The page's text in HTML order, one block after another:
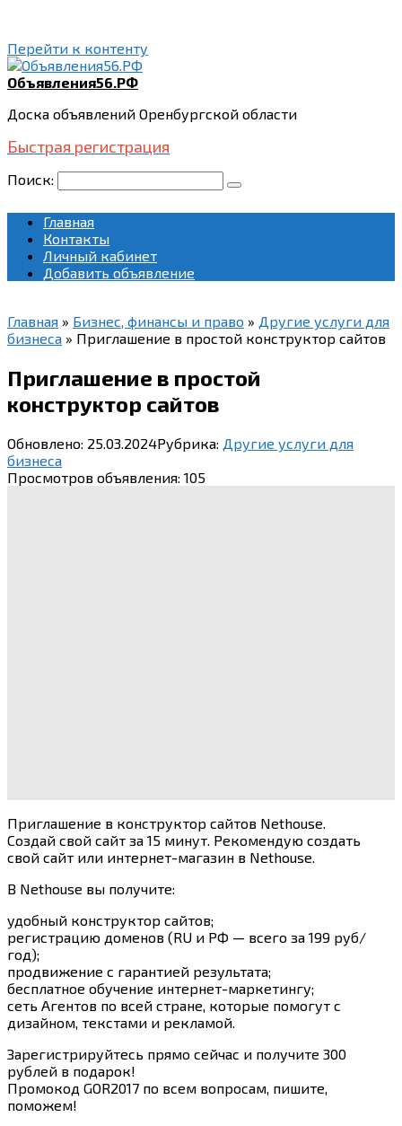
Перейти к контенту
Объявления56.РФ
Доска объявлений Оренбургской области
Быстрая регистрация
Поиск:
Главная
Контакты
Личный кабинет
Добавить объявление
Главная » Бизнес, финансы и право » Другие услуги для
бизнеса » Приглашение в простой конструктор сайтов
Приглашение в простой
конструктор сайтов
Обновлено: 25.03.2024Рубрика: Другие услуги для
бизнеса
Просмотров объявления: 105
Приглашение в конструктор сайтов Nethouse.
Создай свой сайт за 15 минут. Рекомендую создать
свой сайт или интернет-магазин в Nethouse.
В Nethouse вы получите:
удобный конструктор сайтов;
регистрацию доменов (RU и РФ — всего за 199 руб/
год);
продвижение с гарантией результата;
бесплатное обучение интернет-маркетингу;
сеть Агентов по всей стране, которые помогут с
дизайном, текстами и рекламой.
Зарегистрируйтесь прямо сейчас и получите 300
рублей в подарок!
Промокод GOR2017 по всем вопросам, пишите,
поможем!